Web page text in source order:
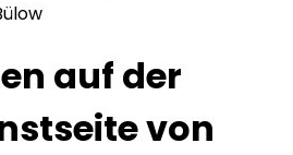
auf der
von